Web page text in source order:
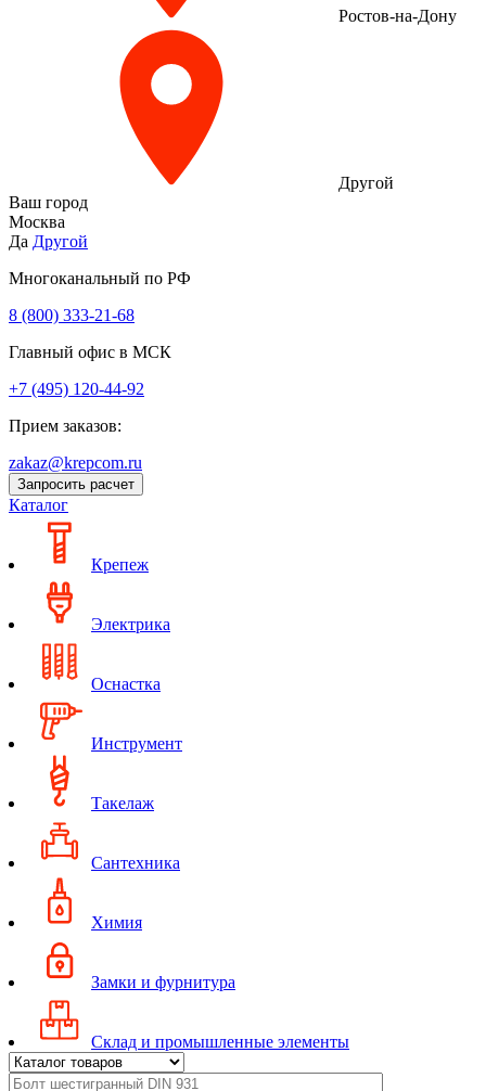
Ростов-на-Дону
Другой
Ваш город
Москва
Да Другой
Многоканальный по РФ
8 (800) 333‑21-68
Главный офис в МСК
+7 (495) 120-44-92
Прием заказов:
zakaz@krepcom.ru
Запросить расчет
Каталог
Крепеж
Электрика
Оснастка
Инструмент
Такелаж
Сантехника
Химия
Замки и фурнитура
Склад и промышленные элементы